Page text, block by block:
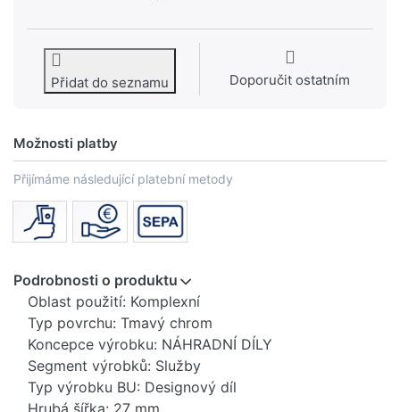
Přidat do seznamu Doporučit ostatním
Možnosti platby
Přijímáme následující platební metody
Podrobnosti o produktu
Oblast použití: Komplexní
Typ povrchu: Tmavý chrom
Koncepce výrobku: NÁHRADNÍ DÍLY
Segment výrobků: Služby
Typ výrobku BU: Designový díl
Hrubá šířka: 27 mm